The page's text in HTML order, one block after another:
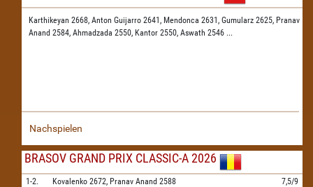
Karthikeyan 2668, Anton Guijarro 2641, Mendonca 2631, Gumularz 2625, Pranav
Anand 2584, Ahmadzada 2550, Kantor 2550, Aswath 2546 ...
Nachspielen
BRASOV GRAND PRIX CLASSIC-A 2026
1-2. Kovalenko 2672, Pranav Anand 2588
7,5/9